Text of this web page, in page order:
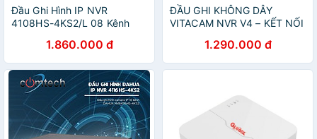
Đầu Ghi Hình IP NVR
4108HS-4KS2/L 08 Kênh
1.860.000 đ
ĐẦU GHI KHÔNG DÂY
VITACAM NVR V4 – KẾT NỐI
1.290.000 đ